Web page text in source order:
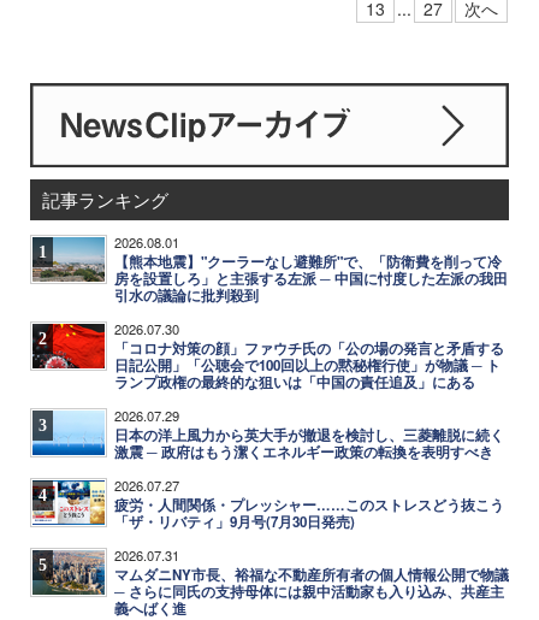
13 ... 27 次へ
記事ランキング
1 2026.08.01
【熊本地震】"クーラーなし避難所"で、「防衛費を削って冷
房を設置しろ」と主張する左派 ─ 中国に忖度した左派の我田
引水の議論に批判殺到
2 2026.07.30
「コロナ対策の顔」ファウチ氏の「公の場の発言と矛盾する
日記公開」「公聴会で100回以上の黙秘権行使」が物議 ─ ト
ランプ政権の最終的な狙いは「中国の責任追及」にある
3 2026.07.29
日本の洋上風力から英大手が撤退を検討し、三菱離脱に続く
激震 ─ 政府はもう潔くエネルギー政策の転換を表明すべき
4 2026.07.27
疲労・人間関係・プレッシャー……このストレスどう抜こう
「ザ・リバティ」9月号(7月30日発売)
5 2026.07.31
マムダニNY市長、裕福な不動産所有者の個人情報公開で物議
─ さらに同氏の支持母体には親中活動家も入り込み、共産主
義へばく進